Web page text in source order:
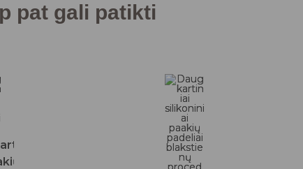
pat gali patikti